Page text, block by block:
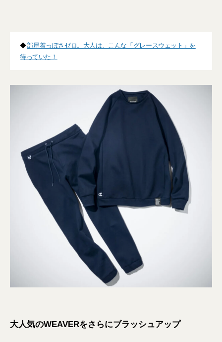
◆部屋着っぽさゼロ。大人は、こんな「グレースウェット」を
待っていた！
大人気のWEAVERをさらにブラッシュアップ